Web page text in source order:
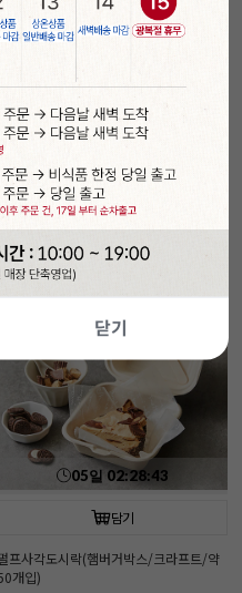
닫기
담기
지아트]구움과자박스 (4개입/베이지/
)
5,490 원
원
기간
할인
05일 02:28:41
담기
프사각도시락(햄버거박스/크라프트/약
개입)